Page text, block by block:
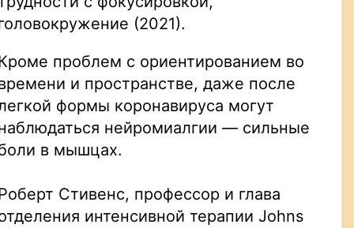
(2021).
проблем с ориентированием во
и пространстве, даже после
формы коронавируса могут
нейромиалгии — сильные
в мышцах.
Стивенс, профессор и глава
интенсивной терапии Johns